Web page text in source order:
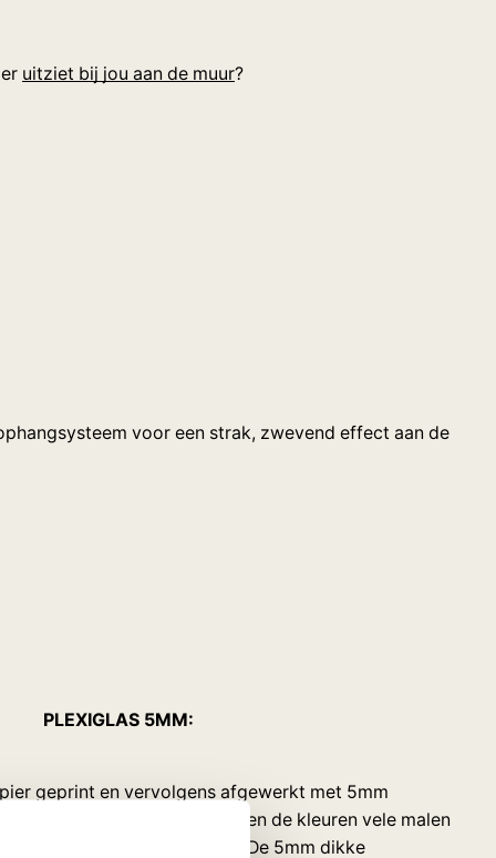
uitziet bij jou aan de muur?
voor een strak, zwevend effect aan de
PLEXIGLAS 5MM:
geprint en vervolgens afgewerkt met 5mm
dik. Door het plexiglas worden de kleuren vele malen
een prachtig diepte-effect. De 5mm dikke